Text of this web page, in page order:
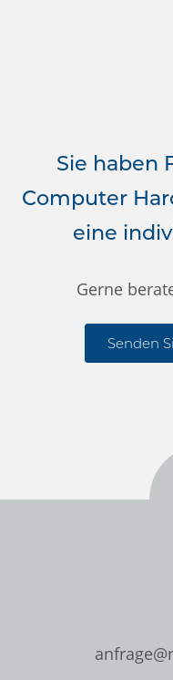
Sie haben
Computer
eine
Gerne
Senden